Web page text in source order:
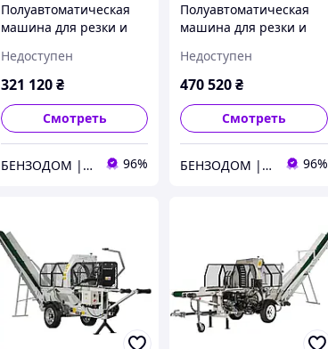
Полуавтоматическая
машина для резки и
SSA 400Z
Недоступен
321 120₴
Смотреть
БЕНЗОДОМ | садовая техника и электроинструмент 96%
Полуавтоматическая
машина для резки и
SSA 500 GH-PRO
Недоступен
470 520₴
Смотреть
БЕНЗОДОМ | садовая техника и электроинструмент 96%